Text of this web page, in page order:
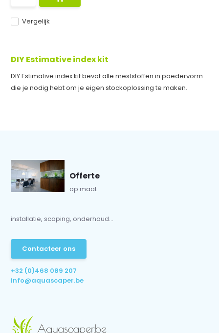
Vergelijk
DIY Estimative index kit
DIY Estimative index kit bevat alle meststoffen in poedervorm
die je nodig hebt om je eigen stockoplossing te maken.
Offerte
op maat
installatie, scaping, onderhoud...
Contacteer ons
+32 (0)468 089 207
info@aquascaper.be